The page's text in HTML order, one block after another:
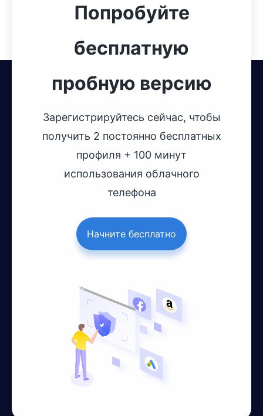
Попробуйте
бесплатную
пробную версию
Зарегистрируйтесь сейчас, чтобы
получить 2 постоянно бесплатных
профиля + 100 минут
использования облачного
телефона
Начните бесплатно